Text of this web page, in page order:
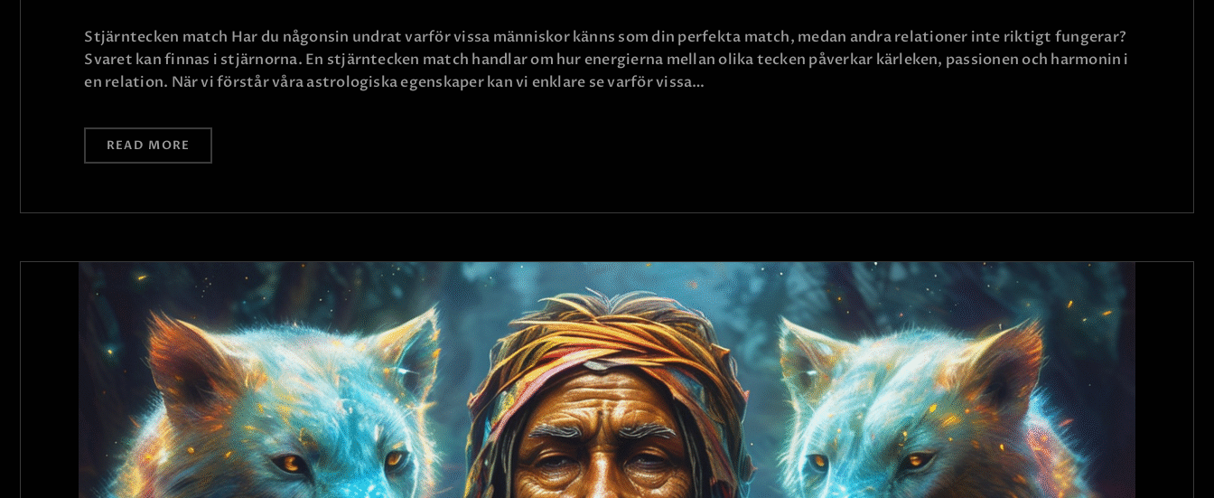
Stjärntecken match Har du någonsin undrat varför vissa människor känns som din perfekta match, medan andra relationer inte riktigt fungerar?
Svaret kan finnas i stjärnorna. En stjärntecken match handlar om hur energierna mellan olika tecken påverkar kärleken, passionen och harmonin i
en relation. När vi förstår våra astrologiska egenskaper kan vi enklare se varför vissa…
READ MORE